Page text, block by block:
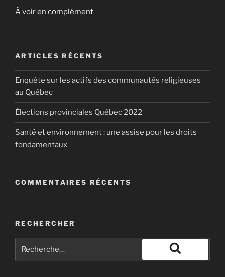
À voir en complément
ARTICLES RÉCENTS
Enquête sur les actifs des communautés religieuses
au Québec
Élections provinciales Québec 2022
Santé et environnement : une assise pour les droits
fondamentaux
COMMENTAIRES RÉCENTS
RECHERCHER